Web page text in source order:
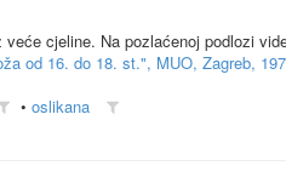
cjeline. Na pozlaćenoj podlozi
od 16. do 18. st.", MUO, Zagreb,
• oslikana